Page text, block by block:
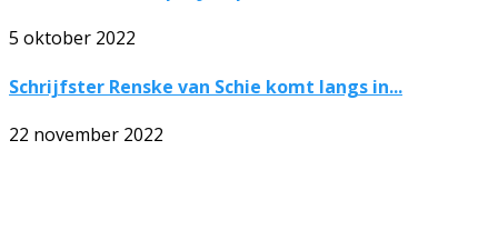
5 oktober 2022
Schrijfster Renske van Schie komt langs in...
22 november 2022